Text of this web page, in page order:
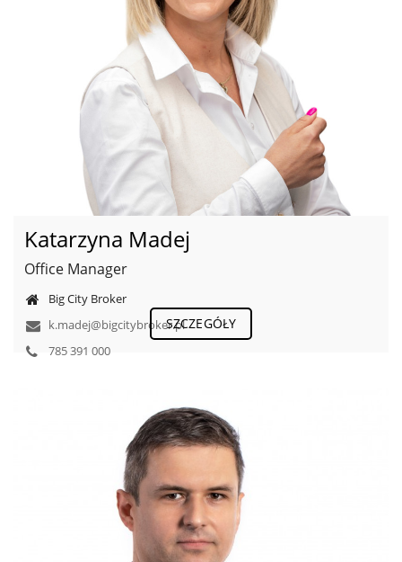
Katarzyna Madej
Office Manager
Big City Broker
k.madej@bigcitybroker.pl
785 391 000
SZCZEGÓŁY